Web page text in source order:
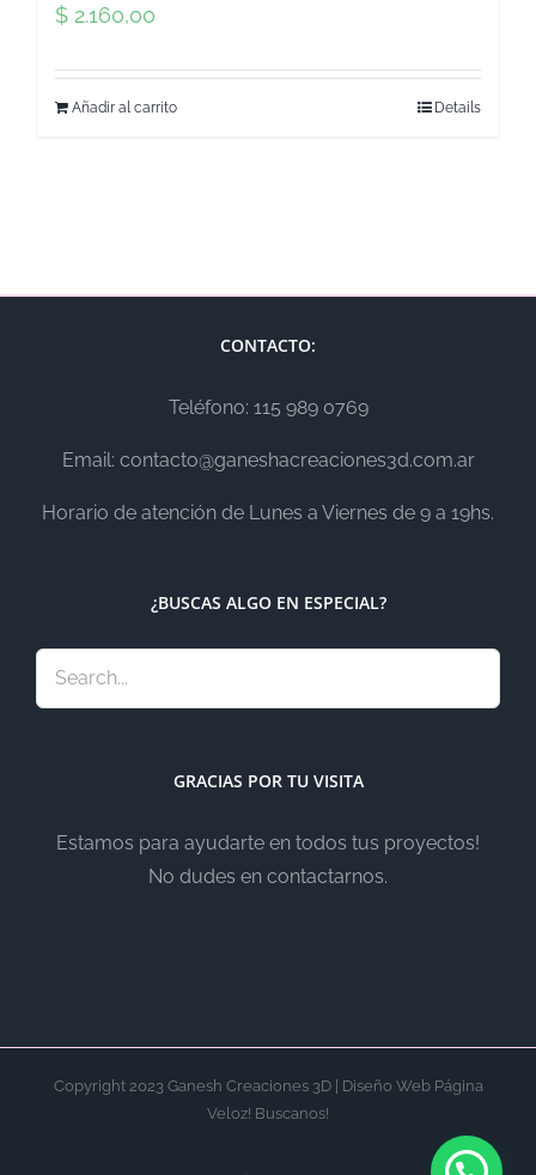
$ 2.160,00
Añadir al carrito Details
CONTACTO:
Teléfono: 115 989 0769
Email: contacto@ganeshacreaciones3d.com.ar
Horario de atención de Lunes a Viernes de 9 a 19hs.
¿BUSCAS ALGO EN ESPECIAL?
GRACIAS POR TU VISITA
Estamos para ayudarte en todos tus proyectos!
No dudes en contactarnos.
Copyright 2023 Ganesh Creaciones 3D | Diseño Web Página
Veloz! Buscanos!